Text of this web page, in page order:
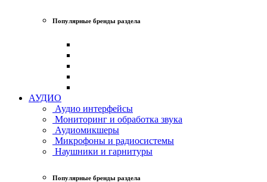
Популярные бренды раздела
АУДИО
Аудио интерфейсы
Мониторинг и обработка звука
Аудиомикшеры
Микрофоны и радиосистемы
Наушники и гарнитуры
Популярные бренды раздела